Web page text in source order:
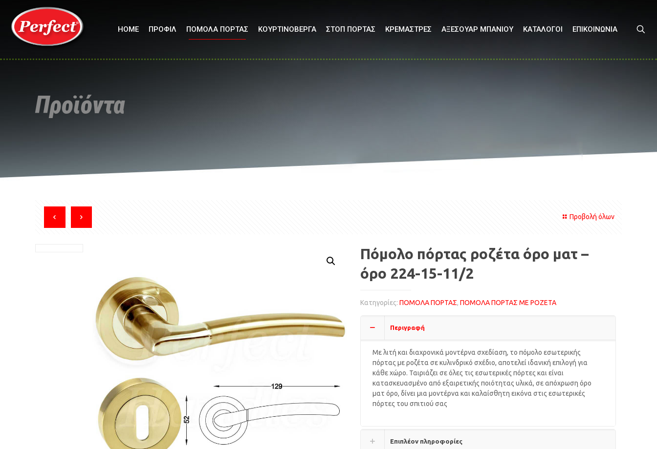
HOME ΠΡΟΦΙΛ ΠΟΜΟΛΑ ΠΟΡΤΑΣ ΚΟΥΡΤΙΝΟΒΕΡΓΑ ΣΤΟΠ ΠΟΡΤΑΣ ΚΡΕΜΑΣΤΡΕΣ ΑΞΕΣΟΥΑΡ ΜΠΑΝΙΟΥ ΚΑΤΑΛΟΓΟΙ ΕΠΙΚΟΙΝΩΝΙΑ
Προϊόντα
Προβολή όλων
Πόμολο πόρτας ροζέτα όρο ματ –
όρο 224-15-11/2
Κατηγορίες: ΠΟΜΟΛΑ ΠΟΡΤΑΣ, ΠΟΜΟΛΑ ΠΟΡΤΑΣ ΜΕ ΡΟΖΕΤΑ
Περιγραφή
Με λιτή και διαχρονικά μοντέρνα σχεδίαση, το πόμολο εσωτερικής
πόρτας με ροζέτα σε κυλινδρικό σχέδιο, αποτελεί ιδανική επιλογή για
κάθε χώρο. Ταιριάζει σε όλες τις εσωτερικές πόρτες και είναι
κατασκευασμένο από εξαιρετικής ποιότητας υλικά, σε απόχρωση όρο
ματ όρο, δίνει μια μοντέρνα και καλαίσθητη εικόνα στις εσωτερικές
πόρτες του σπιτιού σας
Επιπλέον πληροφορίες